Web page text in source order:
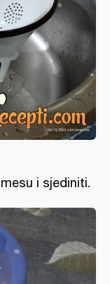
i sjediniti.